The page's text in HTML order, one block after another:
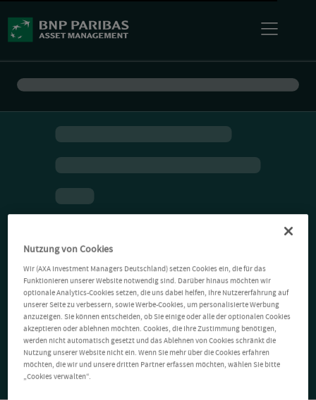
Nutzung von Cookies
Wir (AXA Investment Managers Deutschland) setzen Cookies ein, die für das
Funktionieren unserer Website notwendig sind. Darüber hinaus möchten wir
optionale Analytics-Cookies setzen, die uns dabei helfen, Ihre Nutzererfahrung auf
unserer Seite zu verbessern, sowie Werbe-Cookies, um personalisierte Werbung
anzuzeigen. Sie können entscheiden, ob Sie einige oder alle der optionalen Cookies
akzeptieren oder ablehnen möchten. Cookies, die Ihre Zustimmung benötigen,
werden nicht automatisch gesetzt und das Ablehnen von Cookies schränkt die
Nutzung unserer Website nicht ein. Wenn Sie mehr über die Cookies erfahren
möchten, die wir und unsere dritten Partner erfassen möchten, wählen Sie bitte
„Cookies verwalten“.